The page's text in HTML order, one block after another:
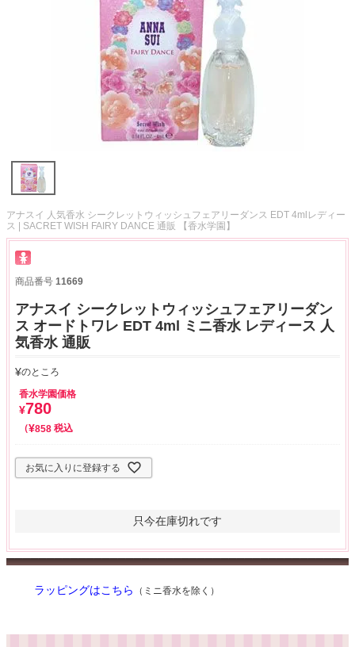
アナスイ 人気香水 シークレットウィッシュフェアリーダンス EDT 4mlレディー
ス | SACRET WISH FAIRY DANCE 通販 【香水学園】
商品番号 11669
アナスイ シークレットウィッシュフェアリーダン
ス オードトワレ EDT 4ml ミニ香水 レディース 人
気香水 通販
¥のところ
香水学園価格
¥780
¥858 税込
お気に入りに登録する
只今在庫切れです
ラッピングはこちら （ミニ香水を除く）